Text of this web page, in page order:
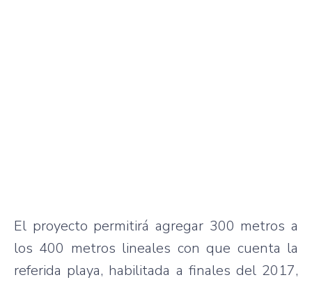
El proyecto permitirá agregar 300 metros a
los 400 metros lineales con que cuenta la
referida playa, habilitada a finales del 2017,